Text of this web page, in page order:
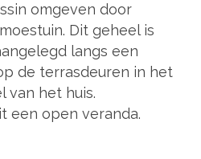
omgeven door
Dit geheel is
langs een
de terrasdeuren in het
van het huis.
een open veranda.